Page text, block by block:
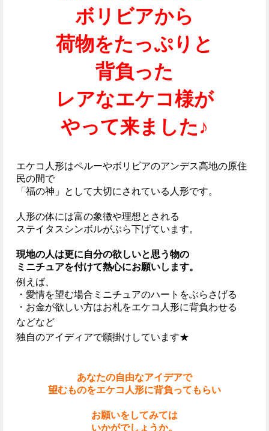
ボリビアから
荷物をたっぷりと
背負った
レアなエケコ様が
やって来ました♪
エケコ人形はペルーやボリビアのアンデス高地の原住
民の間で
「福の神」として大切にされている人形です。
人形の体には富の象徴や理想とされる
ステイタスシンボルがぶら下げています。
現地の人は更に自分の欲しいと思う物の
ミニチュアを付けて熱心にお願いします。
例えば、
・愛情を望む場合ミニチュアのハートをぶらさげる
・お金が欲しい方はお札をエケコ人形に背負わせる
などなど
独自のアイディアで願掛けしています★
あなたの自由なアイデアで
望むものをエケコ人形に背負ってもらい
お願いをしてみては
いかがでしょうか。